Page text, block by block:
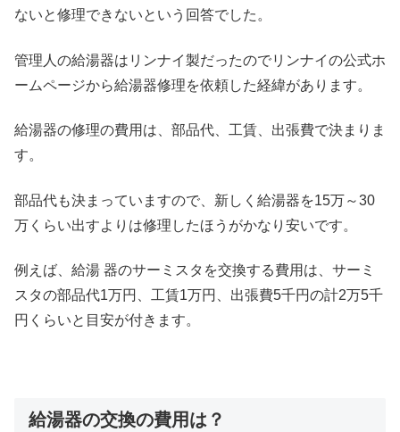
ないと修理できないという回答でした。
管理人の給湯器はリンナイ製だったのでリンナイの公式ホ
ームページから給湯器修理を依頼した経緯があります。
給湯器の修理の費用は、部品代、工賃、出張費で決まりま
す。
部品代も決まっていますので、新しく給湯器を15万～30
万くらい出すよりは修理したほうがかなり安いです。
例えば、給湯 器のサーミスタを交換する費用は、サーミ
スタの部品代1万円、工賃1万円、出張費5千円の計2万5千
円くらいと目安が付きます。
給湯器の交換の費用は？